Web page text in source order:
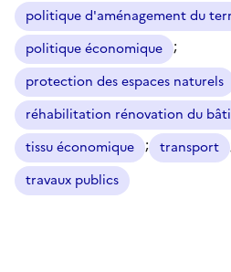
politique d'aménagement du
politique économique ;
protection des espaces naturels
réhabilitation rénovation du
tissu économique ; transport
travaux publics